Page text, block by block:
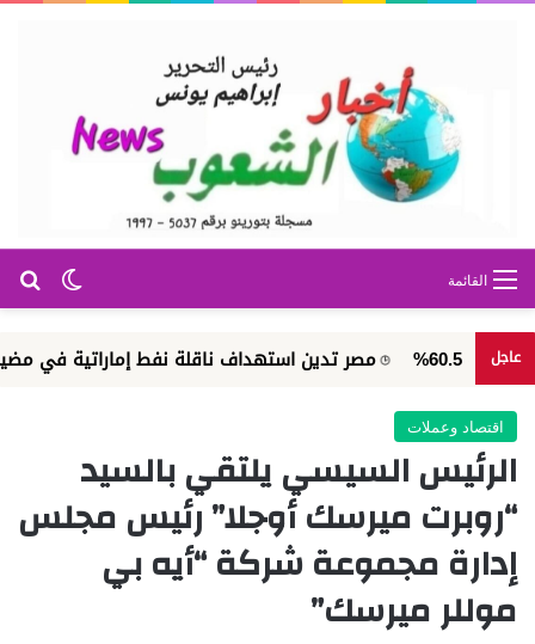
الوضع القائمة
عاجل مصر تدين استهداف ناقلة نفط إماراتية في مضيق هرمز
اقتصاد وعملات
الرئيس السيسي يلتقي بالسيد
“روبرت ميرسك أوجلا” رئيس مجلس
إدارة مجموعة شركة “أيه بي
موللر ميرسك”